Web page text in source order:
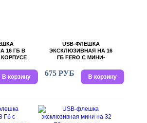
16 ГБ В
В корзину
USB-ФЛЕШКА
ЭКСКЛЮЗИВНАЯ НА 16
ГБ FERO С МИНИ-
675 РУБ В корзину